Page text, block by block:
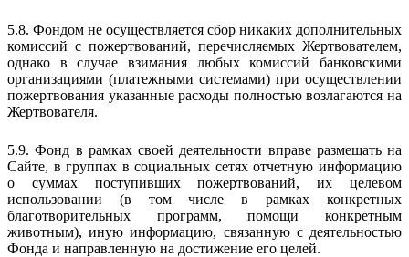
5.8. Фондом не осуществляется сбор никаких дополнительных
комиссий с пожертвований, перечисляемых Жертвователем,
однако в случае взимания любых комиссий банковскими
организациями (платежными системами) при осуществлении
пожертвования указанные расходы полностью возлагаются на
Жертвователя.
5.9. Фонд в рамках своей деятельности вправе размещать на
Сайте, в группах в социальных сетях отчетную информацию
о суммах поступивших пожертвований, их целевом
использовании (в том числе в рамках конкретных
благотворительных программ, помощи конкретным
животным), иную информацию, связанную с деятельностью
Фонда и направленную на достижение его целей.